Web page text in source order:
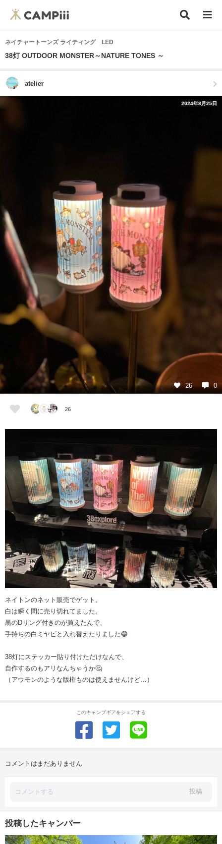
ネイチャートーンズ ライティング LED
38灯 OUTDOOR MONSTER～NATURE TONES ～
atelier
2024年8月25日
26 0
26
ネイトンのネット販売でゲット。
白は瞬く間に売り切れてました。
黒のDリング付きのが買えたんで、
手持ちの白ミヤビと入れ替えたりました😁
38灯にステッカー貼り付けただけなんで、
自作するのもアリなんちゃうか🤔
（アウモンのような版権ものは使えませんけど…）
このキャンプギアをシェアする
コメントはまだありません
投稿
投稿したキャンパー